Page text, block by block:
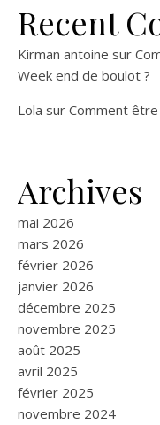
Recent
Kirman antoine sur
Week end de boulot ?
Lola sur Comment
Archives
mai 2026
mars 2026
février 2026
janvier 2026
décembre 2025
novembre 2025
août 2025
avril 2025
février 2025
novembre 2024